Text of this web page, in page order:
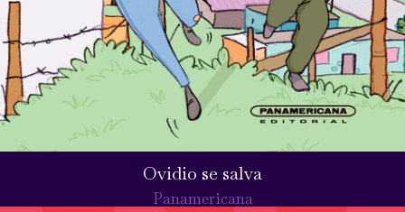
Ovidio se salva
Panamericana